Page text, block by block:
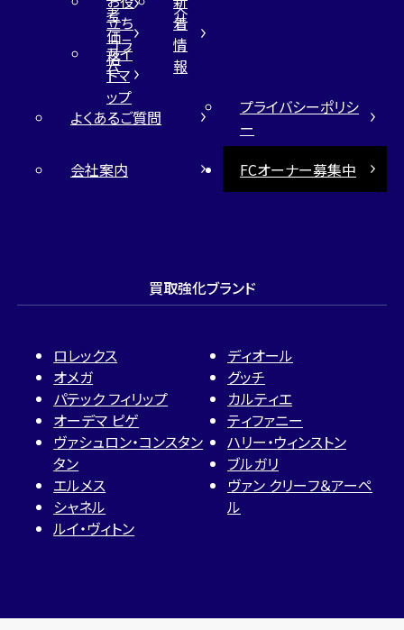
考
価
格
介
立ち
コラ
ム
着
情
報
サイ
トマ
ップ
よくあるご質問
プライバシーポリシ
ー
会社案内
FCオーナー募集中
買取強化ブランド
ロレックス
オメガ
パテック フィリップ
オーデマ ピゲ
ヴァシュロン・コンスタン
タン
エルメス
シャネル
ルイ・ヴィトン
ディオール
グッチ
カルティエ
ティファニー
ハリー・ウィンストン
ブルガリ
ヴァン クリーフ＆アーペ
ル